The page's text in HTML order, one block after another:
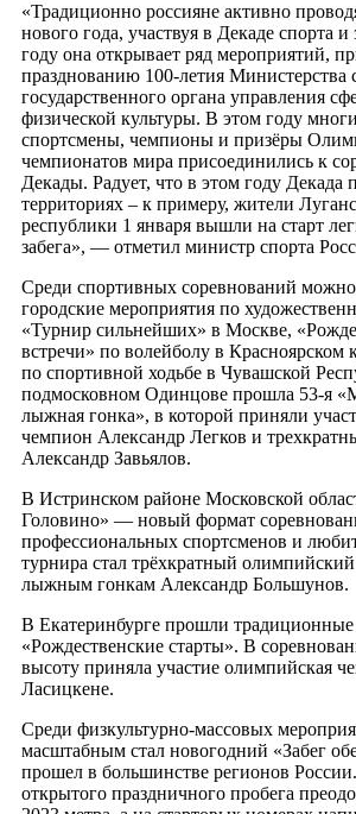
«Традиционно россияне активно
нового года, участвуя в Декаде спорта
году она открывает ряд мероприятий,
празднованию 100-летия Министерства
государственного органа управления
физической культуры. В этом году
спортсмены, чемпионы и призёры
чемпионатов мира присоединились к
Декады. Радует, что в этом году
территориях – к примеру, жители
республики 1 января вышли на старт
забега», — отметил министр спорта
Среди спортивных соревнований можно
городские мероприятия по
«Турнир сильнейших» в Москве,
встречи» по волейболу в Красноярском
по спортивной ходьбе в Чувашской
подмосковном Одинцове прошла 53-я
лыжная гонка», в которой приняли
чемпион Александр Легков и
Александр Завьялов.
В Истринском районе Московской
Головино» — новый формат
профессиональных спортсменов и
турнира стал трёхкратный
лыжным гонкам Александр Большунов.
В Екатеринбурге прошли традиционные
«Рождественские старты». В
высоту приняла участие олимпийская
Ласицкене.
Среди физкультурно-массовых
масштабным стал новогодний «Забег
прошел в большинстве регионов
открытого праздничного пробега